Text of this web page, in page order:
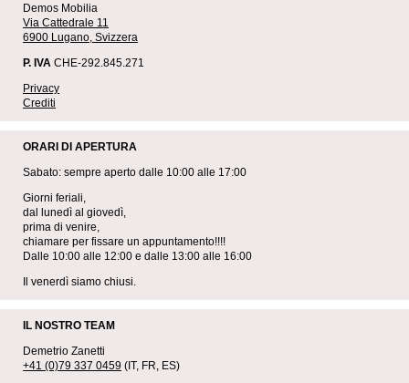
Demos Mobilia
Via Cattedrale 11
6900 Lugano, Svizzera
P. IVA CHE-292.845.271
Privacy
Crediti
ORARI DI APERTURA
Sabato: sempre aperto dalle 10:00 alle 17:00
Giorni feriali,
dal lunedì al giovedì,
prima di venire,
chiamare per fissare un appuntamento!!!!
Dalle 10:00 alle 12:00 e dalle 13:00 alle 16:00
Il venerdì siamo chiusi.
IL NOSTRO TEAM
Demetrio Zanetti
+41 (0)79 337 0459 (IT, FR, ES)